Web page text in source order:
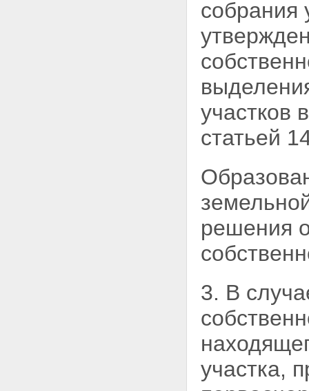
собрания
участков
статьей
решения
3. В
участка,